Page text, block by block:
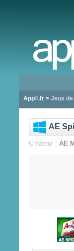
App8.fr > Jeux
AE
Créateur : AE